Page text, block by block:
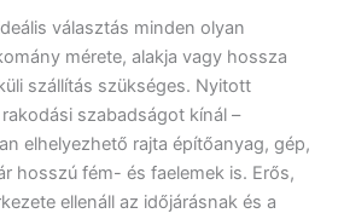
választás minden olyan
mérete, alakja vagy hossza
szállítás szükséges. Nyitott
szabadságot kínál –
elhelyezhető rajta építőanyag, gép,
hosszú fém- és faelemek is. Erős,
ellenáll az időjárásnak és a